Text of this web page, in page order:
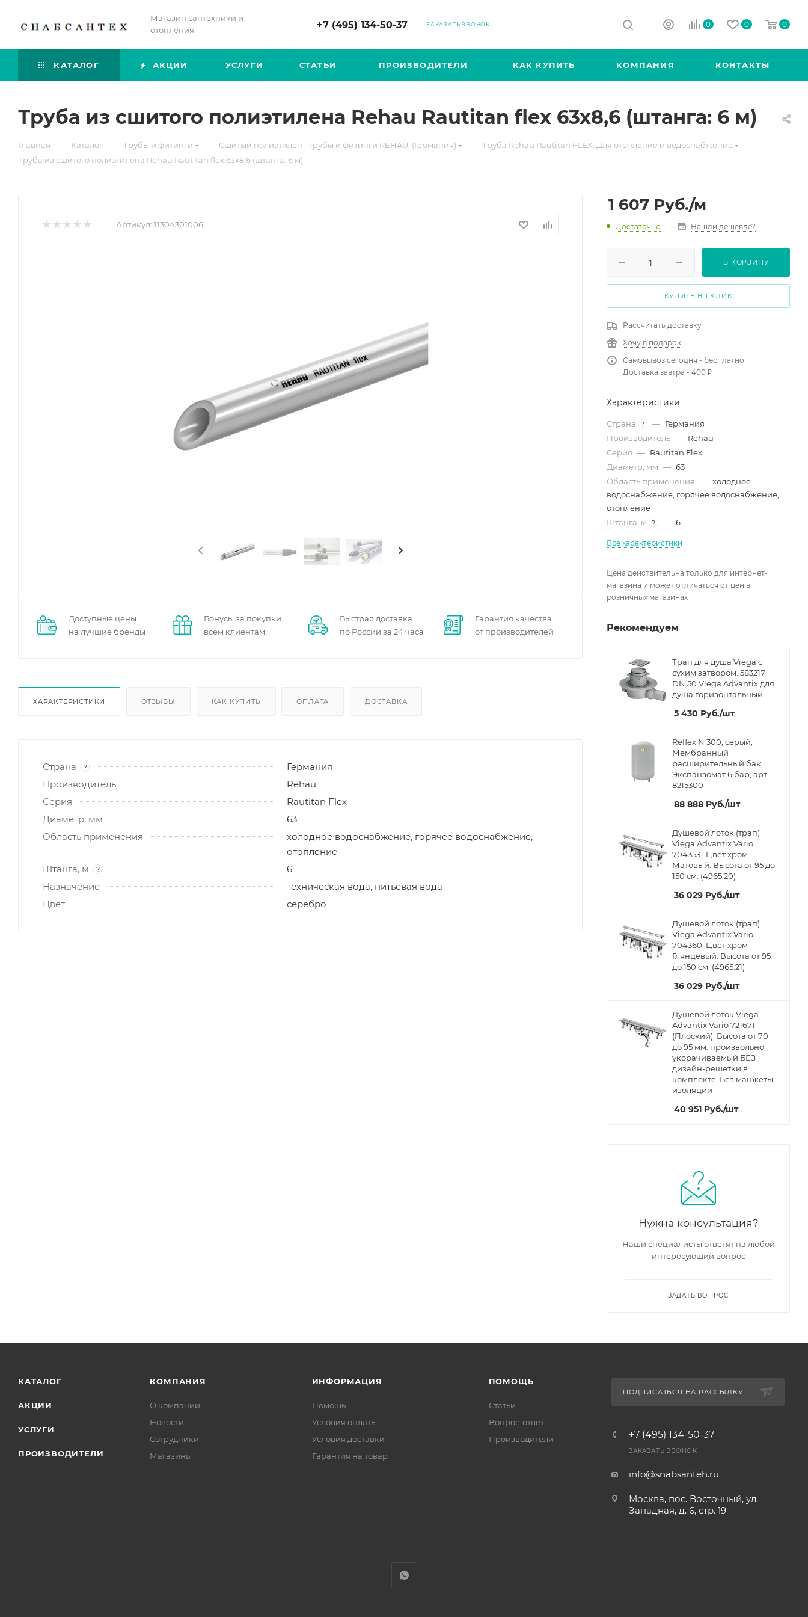
Магазин сантехники и
отопления
+7 (495) 134-50-37 ЗАКАЗАТЬ ЗВОНОК 0 0 0
КАТАЛОГ АКЦИИ УСЛУГИ СТАТЬИ ПРОИЗВОДИТЕЛИ КАК КУПИТЬ КОМПАНИЯ КОНТАКТЫ
Труба из сшитого полиэтилена Rehau Rautitan flex 63x8,6 (штанга: 6 м)
Главная — Каталог — Трубы и фитинги — Сшитый полиэтилен . Трубы и фитинги REHAU. (Германия) — Труба Rehau Rautitan FLEX. Для отопление и водоснабжение —
Труба из сшитого полиэтилена Rehau Rautitan flex 63x8,6 (штанга: 6 м)
Артикул: 11304301006
Доступные цены
на лучшие бренды
Бонусы за покупки
всем клиентам
Быстрая доставка
по России за 24 часа
Гарантия качества
от производителей
ХАРАКТЕРИСТИКИ ОТЗЫВЫ КАК КУПИТЬ ОПЛАТА ДОСТАВКА
Страна ?
Германия
Производитель
Rehau
Серия
Rautitan Flex
Диаметр, мм
63
Область применения
холодное водоснабжение, горячее водоснабжение,
отопление
Штанга, м
?
6
Назначение
техническая вода, питьевая вода
Цвет
серебро
1 607 Руб./м
Достаточно Нашли дешевле?
В КОРЗИНУ
КУПИТЬ В 1 КЛИК
Рассчитать доставку
Хочу в подарок
Самовывоз сегодня - бесплатно
Доставка завтра - 400 ₽
Характеристики
Страна ? — Германия
Производитель — Rehau
Серия — Rautitan Flex
Диаметр, мм — 63
Область применения — холодное
водоснабжение, горячее водоснабжение,
отопление
Штанга, м
? — 6
Все характеристики
Цена действительна только для интернет-
магазина и может отличаться от цен в
розничных магазинах
Рекомендуем
Трап для душа Viega с
сухим затвором. 583217
DN 50 Viega Advantix для
душа горизонтальный.
5 430 Руб./шт
Reflex N 300, серый,
Мембранный
расширительный бак,
Экспанзомат 6 бар, арт.
8215300
88 888 Руб./шт
Душевой лоток (трап)
Viega Advantix Vario
704353 . Цвет хром
Матовый. Высота от 95 до
150 см. (4965.20)
36 029 Руб./шт
Душевой лоток (трап)
Viega Advantix Vario
704360. Цвет хром
Глянцевый. Высота от 95
до 150 см. (4965.21)
36 029 Руб./шт
Душевой лоток Viega
Advantix Vario 721671
(Плоский). Высота от 70
до 95 мм. произвольно
укорачиваемый БЕЗ
дизайн-решетки в
комплекте. Без манжеты
изоляции
40 951 Руб./шт
Нужна консультация?
Наши специалисты ответят на любой
интересующий вопрос
ЗАДАТЬ ВОПРОС
КАТАЛОГ
АКЦИИ
УСЛУГИ
ПРОИЗВОДИТЕЛИ
КОМПАНИЯ
О компании
Новости
Сотрудники
Магазины
ИНФОРМАЦИЯ
Помощь
Условия оплаты
Условия доставки
Гарантия на товар
ПОМОЩЬ
Статьи
Вопрос-ответ
Производители
ПОДПИСАТЬСЯ НА РАССЫЛКУ
+7 (495) 134-50-37
ЗАКАЗАТЬ ЗВОНОК
info@snabsanteh.ru
Москва, пос. Восточный, ул.
Западная, д. 6, стр. 19